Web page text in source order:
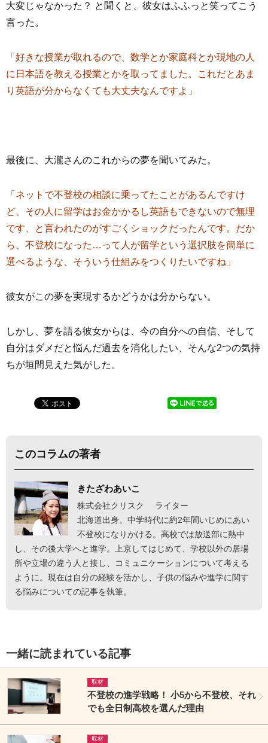
大変じゃなかった？ と聞くと、彼女はふふっと笑ってこう
言った。
「好きな授業が取れるので、数学とか家庭科とか現地の人
に日本語を教える授業とかを取ってました。これだとあま
り英語が分からなくても大丈夫なんですよ」
最後に、大瀧さんのこれからの夢を聞いてみた。
「ネットで不登校の相談に乗ってたことがあるんですけ
ど、その人に留学はお金かかるし英語もできないので無理
です、と言われたのがすごくショックだったんです。だか
ら、不登校になった…って人が留学という選択肢を簡単に
選べるような、そういう仕組みをつくりたいですね」
彼女がこの夢を実現するかどうかは分からない。
しかし、夢を語る彼女からは、今の自分への自信、そして
自分はダメだと悩んだ過去を消化したい、そんな2つの気持
ちが垣間見えた気がした。
このコラムの著者
きたざわあいこ
株式会社クリスク ライター
北海道出身。中学時代に約2年間いじめにあい
不登校になりかける。高校では放送部に熱中
し、その後大学へと進学。上京してはじめて、学校以外の居場
所や立場の違う人と接し、コミュニケーションについて考える
ように。現在は自分の経験を活かし、子供の悩みや進学に関す
る悩みについての記事を執筆。
一緒に読まれている記事
取材
不登校の進学戦略！ 小5から不登校、それ
でも全日制高校を選んだ理由
取材